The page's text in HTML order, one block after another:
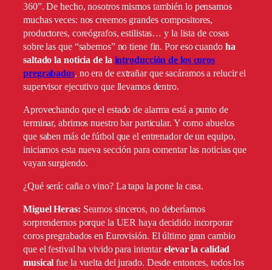
360”. De hecho, nosotros mismos también lo pensamos
muchas veces: nos creemos grandes compositores,
productores, coreógrafos, estilistas… y la lista de cosas
sobre las que “sabemos” no tiene fin. Por eso cuando ha
saltado la noticia de la introducción de los coros
pregrabados, no era de extrañar que sacáramos a relucir el
supervisor ejecutivo que llevamos dentro.
Aprovechando que el estado de alarma está a punto de
terminar, abrimos nuestro bar particular. Y como abuelos
que saben más de fútbol que el entrenador de un equipo,
iniciamos esta nueva sección para comentar las noticias que
vayan surgiendo.
¿Qué será: caña o vino? La tapa la pone la casa.
Miguel Heras: Seamos sinceros, no deberíamos
sorprendernos porque la UER haya decidido incorporar
coros pregrabados en Eurovisión. El último gran cambio
que el festival ha vivido para intentarelevar la calidad
musical fue la vuelta del jurado. Desde entonces, todos los